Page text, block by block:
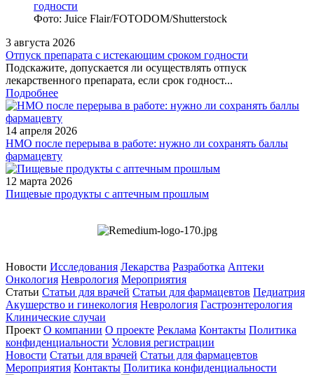
Фото: Juice Flair/FOTODOM/Shutterstoсk
3 августа 2026
Отпуск препарата с истекающим сроком годности
Подскажите, допускается ли осуществлять отпуск
лекарственного препарата, если срок годност...
Подробнее
14 апреля 2026
НМО после перерыва в работе: нужно ли сохранять баллы
фармацевту
12 марта 2026
Пищевые продукты с аптечным прошлым
Новости Исследования Лекарства Разработка Аптеки
Онкология Неврология Мероприятия
Статьи Статьи для врачей Статьи для фармацевтов Педиатрия
Акушерство и гинекология Неврология Гастроэнтерология
Клинические случаи
Проект О компании О проекте Реклама Контакты Политика
конфиденциальности Условия регистрации
Новости Статьи для врачей Статьи для фармацевтов
Мероприятия Контакты Политика конфиденциальности